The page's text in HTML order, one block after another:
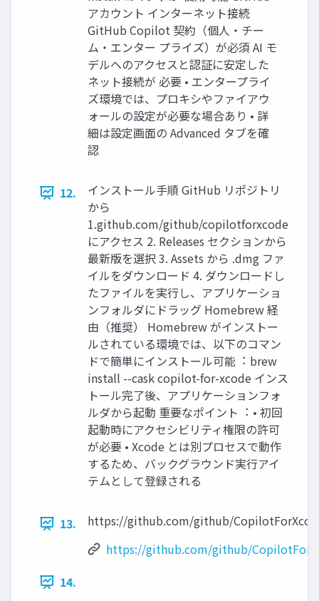
アカウント インターネット接続
GitHub Copilot 契約（個⼈‧チー
ム‧エンター プライズ）が必須 AI モ
デルへのアクセスと認証に安定した
ネット接続が 必要 • エンタープライ
ズ環境では、プロキシやファイアウ
ォールの設定が必要な場合あり • 詳
細は設定画⾯の Advanced タブを確
認
12.
インストール⼿順 GitHub リポジトリ
から
1.github.com/github/copilotforxcode
にアクセス 2. Releases セクションから
最新版を選択 3. Assets から .dmg ファ
イルをダウンロード 4. ダウンロードし
たファイルを実⾏し、アプリケーショ
ンフォルダにドラッグ Homebrew 経
由（推奨） Homebrew がインストー
ルされている環境では、以下のコマン
ドで簡単にインストール可能︓ brew
install --cask copilot-for-xcode インス
トール完了後、アプリケーションフォ
ルダから起動 重要なポイント︓ • 初回
起動時にアクセシビリティ権限の許可
が必要 • Xcode とは別プロセスで動作
するため、バックグラウンド実⾏アイ
テムとして登録される
13.
https://github.com/github/
https://github.com/github/
14.